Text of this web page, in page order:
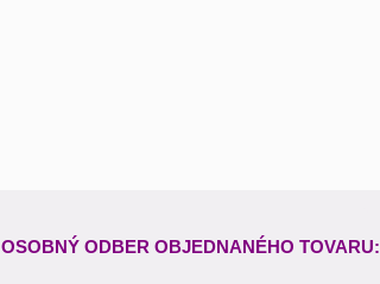
OSOBNÝ ODBER OBJEDNANÉHO TOVARU: